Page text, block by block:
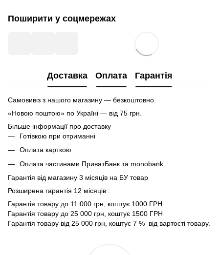
Поширити у соцмережах
Доставка Оплата Гарантія
Самовивіз з нашого магазину — безкоштовно.
«Новою поштою» по Україні — від 75 грн.
Більше інформації про доставку
Готівкою при отриманні
Оплата карткою
Оплата частинами ПриватБанк та monobank
Гарантія від магазину 3 місяців на БУ товар
Розширена гарантія 12 місяців :
Гарантія товару до 11 000 грн, коштує 1000 ГРН
Гарантія товару до 25 000 грн, коштує 1500 ГРН
Гарантія товару від 25 000 грн, коштує 7 % від вартості товару.